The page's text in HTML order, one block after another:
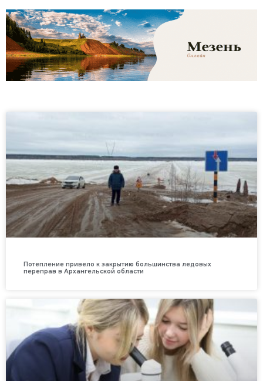
Потепление привело к закрытию большинства ледовых
переправ в Архангельской области